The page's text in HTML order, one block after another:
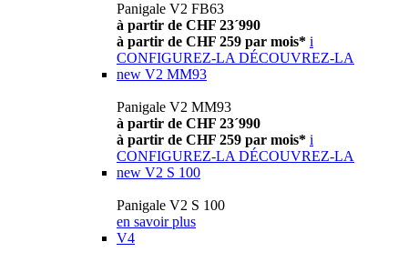
Panigale V2 FB63
à partir de CHF 23´990
à partir de CHF 259 par mois* i
CONFIGUREZ-LA DÉCOUVREZ-LA
new V2 MM93
Panigale V2 MM93
à partir de CHF 23´990
à partir de CHF 259 par mois* i
CONFIGUREZ-LA DÉCOUVREZ-LA
new V2 S 100
Panigale V2 S 100
en savoir plus
V4